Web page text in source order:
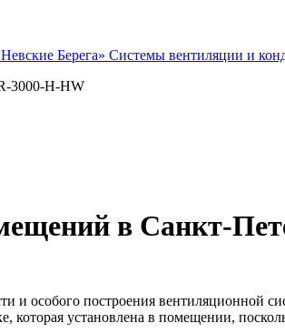
Cистемы вентиляции и
3000-H-HW
в Санкт-
особого построения вентиляционной
которая установлена в помещении,